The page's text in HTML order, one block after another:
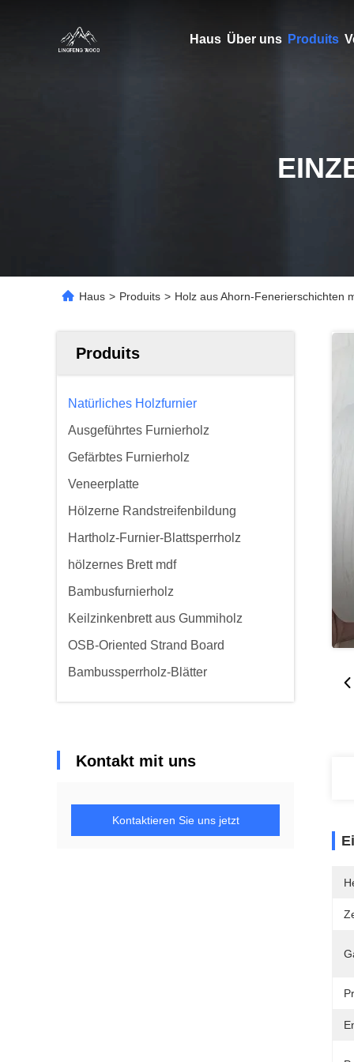
Haus Über uns Produits
Haus > Produits > Holz aus Ahorn-Fenerierschichten
Produits
Natürliches Holzfurnier
Ausgeführtes Furnierholz
Gefärbtes Furnierholz
Veneerplatte
Hölzerne Randstreifenbildung
Hartholz-Furnier-Blattsperrholz
hölzernes Brett mdf
Bambusfurnierholz
Keilzinkenbrett aus Gummiholz
OSB-Oriented Strand Board
Bambussperrholz-Blätter
Kontakt mit uns
Kontaktieren Sie uns jetzt